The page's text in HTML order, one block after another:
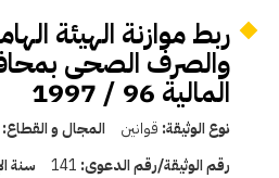
ربط موازنة الهيئة
والصرف الصحى
المالية 96 / 1997
نوع الوثيقة: قوانين المجال و القطاع:
رقم الوثيقة/رقم الدعوى: 141 سنة